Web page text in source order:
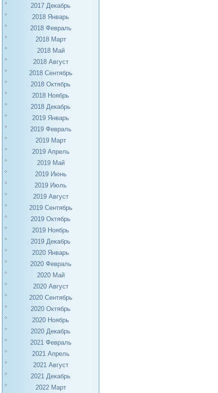
2017 Декабрь
2018 Январь
2018 Февраль
2018 Март
2018 Май
2018 Август
2018 Сентябрь
2018 Октябрь
2018 Ноябрь
2018 Декабрь
2019 Январь
2019 Февраль
2019 Март
2019 Апрель
2019 Май
2019 Июнь
2019 Июль
2019 Август
2019 Сентябрь
2019 Октябрь
2019 Ноябрь
2019 Декабрь
2020 Январь
2020 Февраль
2020 Май
2020 Август
2020 Сентябрь
2020 Октябрь
2020 Ноябрь
2020 Декабрь
2021 Февраль
2021 Апрель
2021 Август
2021 Декабрь
2022 Март